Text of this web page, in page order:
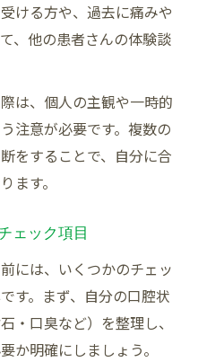
ける方や、過去に痛みや
、他の患者さんの体験談
は、個人の主観や一時的
注意が必要です。複数の
をすることで、自分に合
ます。
ェック項目
には、いくつかのチェッ
す。まず、自分の口腔状
・口臭など）を整理し、
か明確にしましょう。